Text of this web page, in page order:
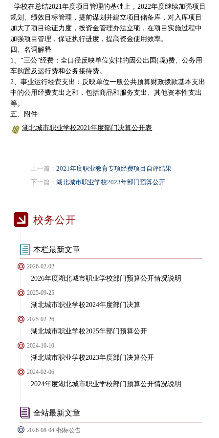
学校在总结2021年度项目管理的基础上，2022年度继续加强项目
规划、绩效目标管理，提前谋划并建立项目储备库，对入库项目
加大了项目论证力度，按资金管理办法立项，在项目实施过程中
加强项目管理，保证执行进度，提高资金使用效率。
四、名词解释
1、“三公”经费：全口径反映单位安排的因公出国(境)费、公务用
车购置及运行费和公务接待费。
2、事业运行经费支出：反映单位一般公共预算财政拨款基本支出
中的公用经费支出之和，包括商品和服务支出、其他资本性支出
等。
五、附件:
湖北城市职业学校2021年度部门决算公开表
上一篇：2021年度职业教育专项经费项目自评结果
下一篇：湖北城市职业学校2023年部门预算公开
校务公开
本栏最新文章
2026-02-02
2026年度湖北城市职业学校部门预算公开情况说明
2025-09-25
湖北城市职业学校2024年度部门决算
2025-02-26
湖北城市职业学校2025年部门预算公开
2024-10-10
湖北城市职业学校2023年度部门决算公开
2024-02-06
2024年度湖北城市职业学校部门预算公开情况说明
全站最新文章
2026-08-04 /招标公告